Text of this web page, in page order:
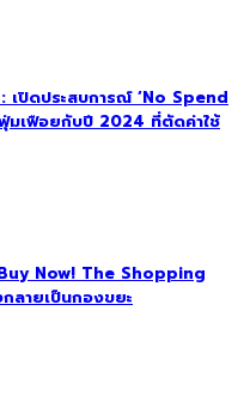
เปิดประสบการณ์ ‘No Spend
มเฟือยกับปี 2024 ที่ตัดค่าใช้
Now! The Shopping
ลายเป็นกองขยะ